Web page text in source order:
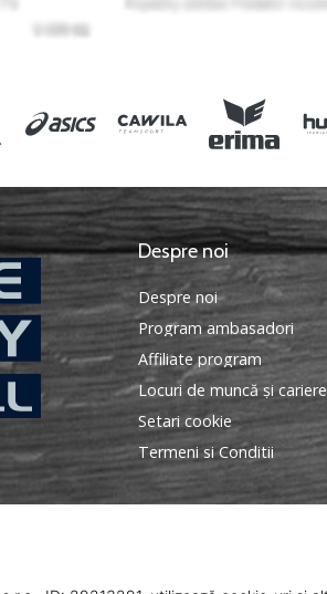
Despre noi
Despre noi
Program ambasadori
Affiliate program
Locuri de muncă și cariere
Setari cookie
Termeni si Conditii